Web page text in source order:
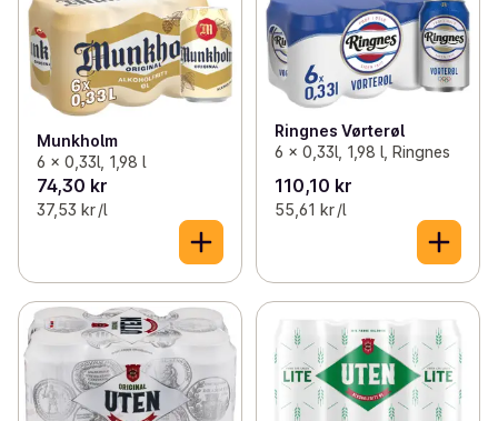
Munkholm
6 x 0,33l, 1,98 l
74,30 kr
37,53 kr /l
Ringnes Vørterøl
6 x 0,33l, 1,98 l, Ringnes
110,10 kr
55,61 kr /l